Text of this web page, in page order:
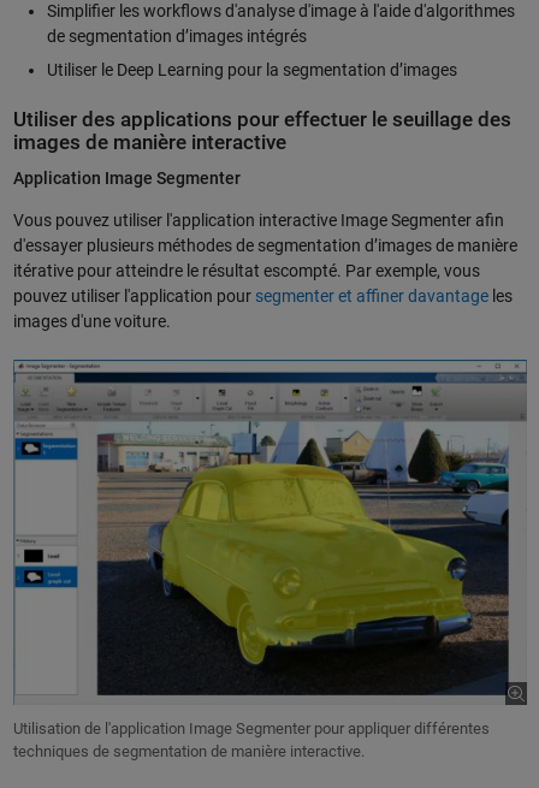
Simplifier les workflows d'analyse d'image à l'aide d'algorithmes
de segmentation d’images intégrés
Utiliser le Deep Learning pour la segmentation d’images
Utiliser des applications pour effectuer le seuillage des
images de manière interactive
Application Image Segmenter
Vous pouvez utiliser l'application interactive Image Segmenter afin
d'essayer plusieurs méthodes de segmentation d’images de manière
itérative pour atteindre le résultat escompté. Par exemple, vous
pouvez utiliser l'application pour segmenter et affiner davantageles
images d'une voiture.
Utilisation de l'application Image Segmenter pour appliquer différentes
techniques de segmentation de manière interactive.